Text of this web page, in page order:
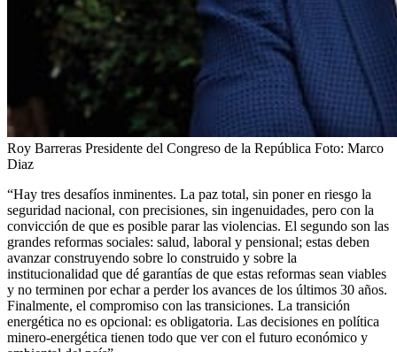
Roy Barreras Presidente del Congreso de la República Foto: Marco
Diaz
“Hay tres desafíos inminentes. La paz total, sin poner en riesgo la
seguridad nacional, con precisiones, sin ingenuidades, pero con la
convicción de que es posible parar las violencias. El segundo son las
grandes reformas sociales: salud, laboral y pensional; estas deben
avanzar construyendo sobre lo construido y sobre la
institucionalidad que dé garantías de que estas reformas sean viables
y no terminen por echar a perder los avances de los últimos 30 años.
Finalmente, el compromiso con las transiciones. La transición
energética no es opcional: es obligatoria. Las decisiones en política
minero-energética tienen todo que ver con el futuro económico y